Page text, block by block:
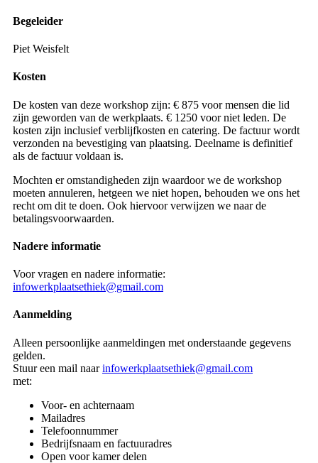
Begeleider
Piet Weisfelt
Kosten
De kosten van deze workshop zijn: € 875 voor mensen die lid
zijn geworden van de werkplaats. € 1250 voor niet leden. De
kosten zijn inclusief verblijfkosten en catering. De factuur wordt
verzonden na bevestiging van plaatsing. Deelname is definitief
als de factuur voldaan is.
Mochten er omstandigheden zijn waardoor we de workshop
moeten annuleren, hetgeen we niet hopen, behouden we ons het
recht om dit te doen. Ook hiervoor verwijzen we naar de
betalingsvoorwaarden.
Nadere informatie
Voor vragen en nadere informatie:
infowerkplaatsethiek@gmail.com
Aanmelding
Alleen persoonlijke aanmeldingen met onderstaande gegevens
gelden.
Stuur een mail naarinfowerkplaatsethiek@gmail.com
met:
Voor- en achternaam
Mailadres
Telefoonnummer
Bedrijfsnaam en factuuradres
Open voor kamer delen